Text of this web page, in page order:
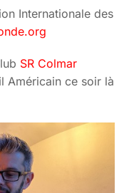
Internationale des
SR Colmar
Américain ce soir là